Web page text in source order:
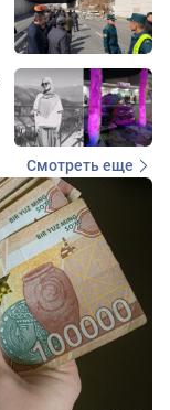
Смотреть еще